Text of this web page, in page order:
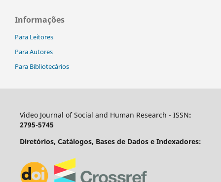
Informações
Para Leitores
Para Autores
Para Bibliotecários
Video Journal of Social and Human Research - ISSN:
2795-5745
Diretórios, Catálogos, Bases de Dados e Indexadores: